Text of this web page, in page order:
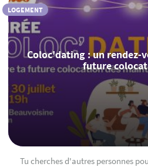
LOGEMENT
Coloc'dating : un rendez-
future
Tu cherches d'autres personnes